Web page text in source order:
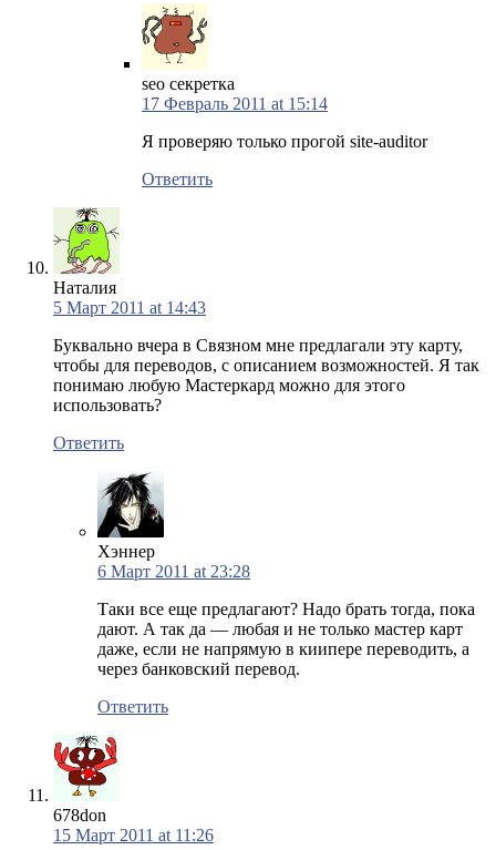
seo секретка
17 Февраль 2011 at 15:14
Я проверяю только прогой site-auditor
Ответить
Наталия
5 Март 2011 at 14:43
Буквально вчера в Связном мне предлагали эту карту,
чтобы для переводов, с описанием возможностей. Я так
понимаю любую Мастеркард можно для этого
использовать?
Ответить
Хэннер
6 Март 2011 at 23:28
Таки все еще предлагают? Надо брать тогда, пока
дают. А так да — любая и не только мастер карт
даже, если не напрямую в киипере переводить, а
через банковский перевод.
Ответить
678don
15 Март 2011 at 11:26